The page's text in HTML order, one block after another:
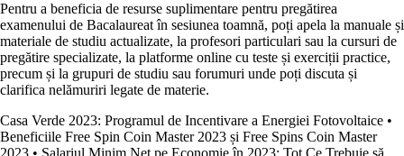
Pentru a beneficia de resurse suplimentare pentru pregătirea
examenului de Bacalaureat în sesiunea toamnă, poți apela la manuale și
materiale de studiu actualizate, la profesori particulari sau la cursuri de
pregătire specializate, la platforme online cu teste și exerciții practice,
precum și la grupuri de studiu sau forumuri unde poți discuta și
clarifica nelămuriri legate de materie.
Casa Verde 2023: Programul de Incentivare a Energiei Fotovoltaice •
Beneficiile Free Spin Coin Master 2023 și Free Spins Coin Master